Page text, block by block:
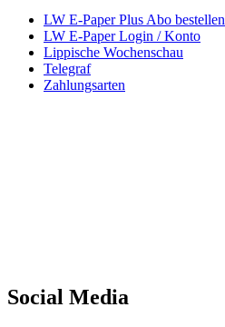
LW E-Paper Plus Abo bestellen
LW E-Paper Login / Konto
Lippische Wochenschau
Telegraf
Zahlungsarten
Social Media